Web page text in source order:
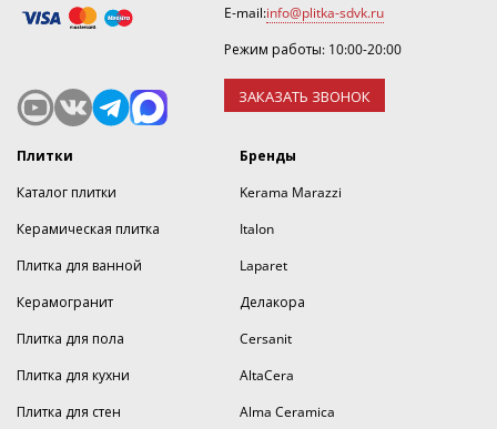
E-mail:info@plitka-sdvk.ru
Режим работы: 10:00-20:00
ЗАКАЗАТЬ ЗВОНОК
Плитки
Каталог плитки
Керамическая плитка
Плитка для ванной
Керамогранит
Плитка для пола
Плитка для кухни
Плитка для стен
Бренды
Kerama Marazzi
Italon
Laparet
Делакора
Cersanit
AltaCera
Alma Ceramica